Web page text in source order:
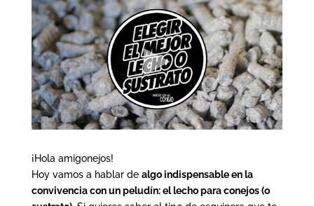
¡Hola amigonejos!
Hoy vamos a hablar de algo indispensable en la
convivencia con un peludín: el lecho para conejos (o